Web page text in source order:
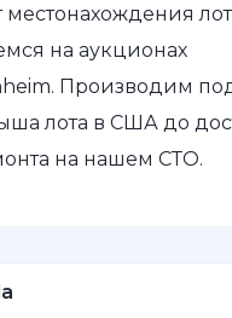
местонахождения
на аукционах
Производим
лота в США до
на нашем СТО.